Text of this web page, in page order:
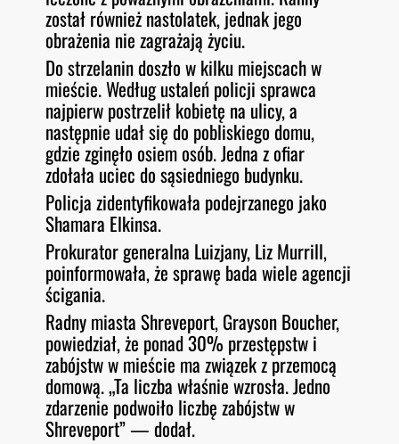
został również nastolatek, jednak jego
obrażenia nie zagrażają życiu.
Do strzelanin doszło w kilku miejscach w
mieście. Według ustaleń policji sprawca
najpierw postrzelił kobietę na ulicy, a
następnie udał się do pobliskiego domu,
gdzie zginęło osiem osób. Jedna z ofiar
zdołała uciec do sąsiedniego budynku.
Policja zidentyfikowała podejrzanego jako
Shamara Elkinsa.
Prokurator generalna Luizjany, Liz Murrill,
poinformowała, że sprawę bada wiele agencji
ścigania.
Radny miasta Shreveport, Grayson Boucher,
powiedział, że ponad 30% przestępstw i
zabójstw w mieście ma związek z przemocą
domową. „Ta liczba właśnie wzrosła. Jedno
zdarzenie podwoiło liczbę zabójstw w
Shreveport” — dodał.